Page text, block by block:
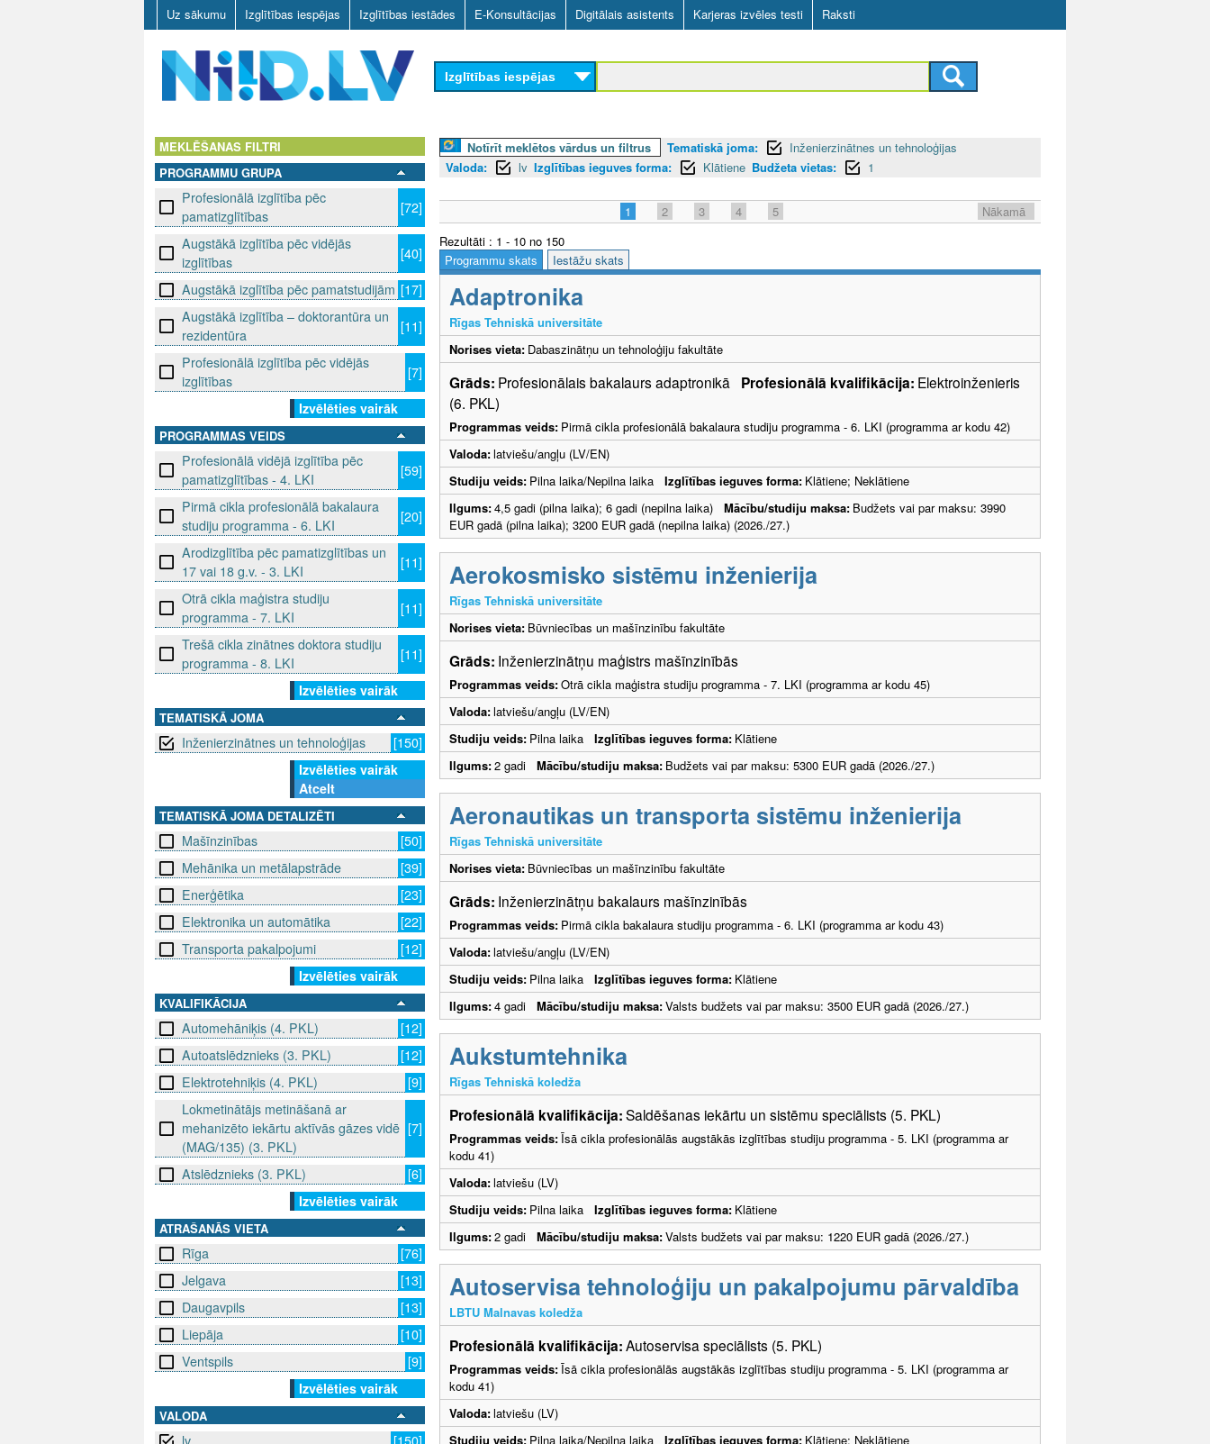
Skip
to
main
content
Uz sākumu Izglītības iespējas Izglītības iestādes E-Konsultācijas Digitālais asistents Karjeras izvēles testi Raksti
D
L
Izglītības iespējas
MEKLĒŠANAS FILTRI
PROGRAMMU GRUPA
Profesionālā izglītība pēc
pamatizglītības
[72]
Augstākā izglītība pēc vidējās
izglītības
[40]
Augstākā izglītība pēc pamatstudijām [17]
Augstākā izglītība – doktorantūra un
rezidentūra
[11]
Profesionālā izglītība pēc vidējās
izglītības
[7]
Izvēlēties vairāk
PROGRAMMAS VEIDS
Profesionālā vidējā izglītība pēc
pamatizglītības - 4. LKI
[59]
Pirmā cikla profesionālā bakalaura
studiju programma - 6. LKI
[20]
Arodizglītība pēc pamatizglītības un
17 vai 18 g.v. - 3. LKI
[11]
Otrā cikla maģistra studiju
programma - 7. LKI
[11]
Trešā cikla zinātnes doktora studiju
programma - 8. LKI
[11]
Izvēlēties vairāk
TEMATISKĀ JOMA
Inženierzinātnes un tehnoloģijas
[150]
Izvēlēties vairāk
Atcelt
TEMATISKĀ JOMA DETALIZĒTI
Mašīnzinības
[50]
Mehānika un metālapstrāde
[39]
Enerģētika
[23]
Elektronika un automātika
[22]
Transporta pakalpojumi
[12]
Izvēlēties vairāk
KVALIFIKĀCIJA
Automehāniķis (4. PKL)
[12]
Autoatslēdznieks (3. PKL)
[12]
Elektrotehniķis (4. PKL)
[9]
Lokmetinātājs metināšanā ar
mehanizēto iekārtu aktīvās gāzes vidē
(MAG/135) (3. PKL)
[7]
Atslēdznieks (3. PKL)
[6]
Izvēlēties vairāk
ATRAŠANĀS VIETA
Rīga
[76]
Jelgava
[13]
Daugavpils
[13]
Liepāja
[10]
Ventspils
[9]
Izvēlēties vairāk
VALODA
Notīrīt meklētos vārdus un filtrus Tematiskā joma:
Inženierzinātnes un tehnoloģijas
Valoda:
lv Izglītības ieguves forma: Klātiene Budžeta vietas: 1
1 2 3 4 5
Nākamā
Rezultāti : 1 - 10 no 150
Programmu skats
Iestāžu skats
Adaptronika
Rīgas Tehniskā universitāte
Norises vieta: Dabaszinātņu un tehnoloģiju fakultāte
Grāds: Profesionālais bakalaurs adaptronikā Profesionālā kvalifikācija: Elektroinženieris
(6. PKL)
Programmas veids: Pirmā cikla profesionālā bakalaura studiju programma - 6. LKI (programma ar kodu 42)
Valoda:latviešu/angļu (LV/EN)
Studiju veids: Pilna laika/Nepilna laika Izglītības ieguves forma: Klātiene; Neklātiene
Ilgums:4,5 gadi (pilna laika); 6 gadi (nepilna laika) Mācību/studiju maksa: Budžets vai par maksu: 3990
EUR gadā (pilna laika); 3200 EUR gadā (nepilna laika) (2026./27.)
Aerokosmisko sistēmu inženierija
Rīgas Tehniskā universitāte
Norises vieta: Būvniecības un mašīnzinību fakultāte
Grāds: Inženierzinātņu maģistrs mašīnzinībās
Programmas veids:Otrā cikla maģistra studiju programma - 7. LKI (programma ar kodu 45)
Valoda:latviešu/angļu (LV/EN)
Studiju veids: Pilna laika Izglītības ieguves forma: Klātiene
Ilgums:2 gadi Mācību/studiju maksa: Budžets vai par maksu: 5300 EUR gadā (2026./27.)
Aeronautikas un transporta sistēmu inženierija
Rīgas Tehniskā universitāte
Norises vieta: Būvniecības un mašīnzinību fakultāte
Grāds: Inženierzinātņu bakalaurs mašīnzinībās
Programmas veids: Pirmā cikla bakalaura studiju programma - 6. LKI (programma ar kodu 43)
Valoda:latviešu/angļu (LV/EN)
Studiju veids: Pilna laika Izglītības ieguves forma: Klātiene
Ilgums:4 gadi Mācību/studiju maksa:Valsts budžets vai par maksu: 3500 EUR gadā (2026./27.)
Aukstumtehnika
Rīgas Tehniskā koledža
Profesionālā kvalifikācija:Saldēšanas iekārtu un sistēmu speciālists (5. PKL)
Programmas veids:Īsā cikla profesionālās augstākās izglītības studiju programma - 5. LKI (programma ar
kodu 41)
Valoda:latviešu (LV)
Studiju veids: Pilna laika Izglītības ieguves forma: Klātiene
Ilgums:2 gadi Mācību/studiju maksa:Valsts budžets vai par maksu: 1220 EUR gadā (2026./27.)
Autoservisa tehnoloģiju un pakalpojumu pārvaldība
LBTU Malnavas koledža
Profesionālā kvalifikācija:Autoservisa speciālists (5. PKL)
Programmas veids:Īsā cikla profesionālās augstākās izglītības studiju programma - 5. LKI (programma ar
kodu 41)
Valoda:latviešu (LV)
Studiju veids: Pilna laika/Nepilna laika Izglītības ieguves forma: Klātiene; Neklātiene